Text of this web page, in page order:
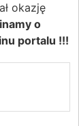
okazję
o
portalu !!!